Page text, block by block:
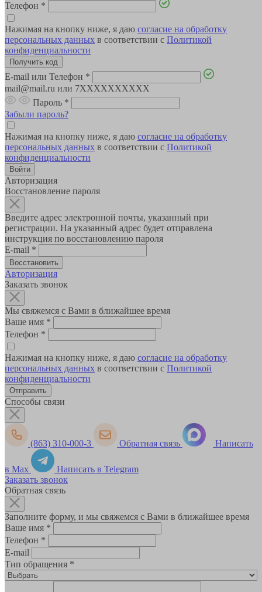
Телефон *
Нажимая на кнопку ниже, я даю согласие на обработку
персональных данных в соответствии с Политикой
конфиденциальности
E-mail или Телефон *
mail@mail.ru или 7XXXXXXXXXX
Пароль *
Забыли пароль?
Нажимая на кнопку ниже, я даю согласие на обработку
персональных данных в соответствии с Политикой
конфиденциальности
Авторизация
Восстановление пароля
Введите адрес электронной почты, указанный при
регистрации. На указанный адрес будет отправлена
инструкция по восстановлению пароля
E-mail *
Авторизация
Заказать звонок
Мы свяжемся с Вами в ближайшее время
Ваше имя *
Телефон *
Нажимая на кнопку ниже, я даю согласие на обработку
персональных данных в соответствии с Политикой
конфиденциальности
Способы связи
(863) 310-000-3 Обратная связь Написать
в Max
Написать в Telegram
Заказать звонок
Обратная связь
Заполните форму, и мы свяжемся с Вами в ближайшее время
Ваше имя *
Телефон *
E-mail
Тип обращения *